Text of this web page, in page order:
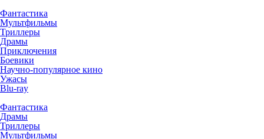
Фантастика
Мультфильмы
Триллеры
Драмы
Приключения
Боевики
Научно-популярное кино
Ужасы
Blu-ray
Фантастика
Драмы
Триллеры
Мультфильмы